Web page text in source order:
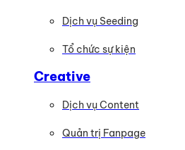
Dịch vụ Seeding
Tổ chức sự kiện
Creative
Dịch vụ Content
Quản trị Fanpage